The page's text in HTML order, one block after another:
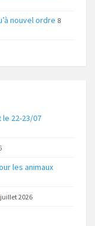
nouvel ordre 8
22-23/07
les animaux
2026